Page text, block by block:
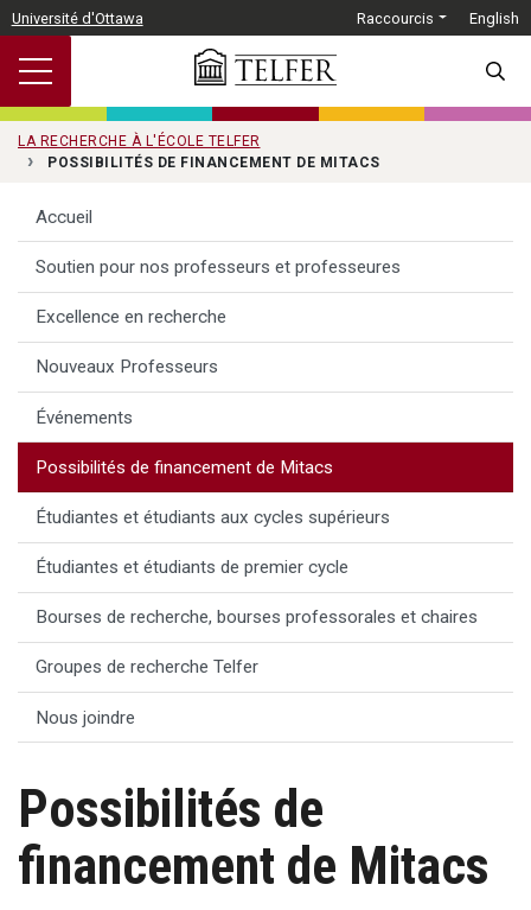
Passer au contenu principal
Université d'Ottawa Raccourcis English
LA RECHERCHE À L'ÉCOLE TELFER
POSSIBILITÉS DE FINANCEMENT DE MITACS
Accueil
Soutien pour nos professeurs et professeures
Excellence en recherche
Nouveaux Professeurs
Événements
Possibilités de financement de Mitacs
Étudiantes et étudiants aux cycles supérieurs
Étudiantes et étudiants de premier cycle
Bourses de recherche, bourses professorales et chaires
Groupes de recherche Telfer
Nous joindre
Possibilités de
financement de Mitacs